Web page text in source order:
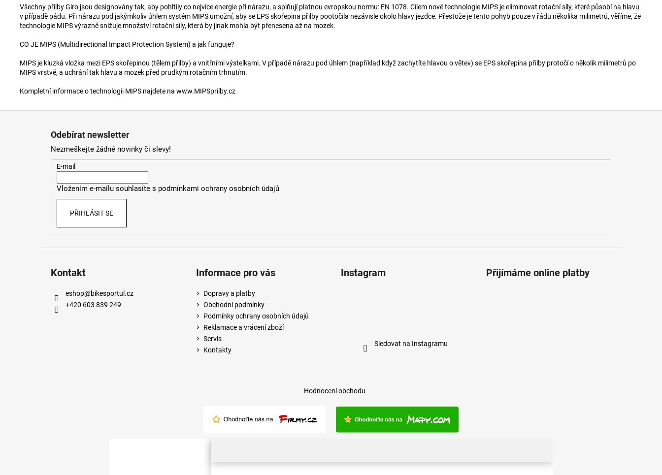
Všechny přilby Giro jsou designovány tak, aby pohltily co nejvíce energie při nárazu, a splňují platnou evropskou normu: EN 1078. Cílem nové technologie MIPS je eliminovat rotační síly, které působí na hlavu
v případě pádu. Při nárazu pod jakýmkoliv úhlem systém MIPS umožní, aby se EPS skořepina přilby pootočila nezávisle okolo hlavy jezdce. Přestože je tento pohyb pouze v řádu několika milimetrů, věříme, že
technologie MIPS výrazně snižuje množství rotační síly, která by jinak mohla být přenesena až na mozek.
CO JE MIPS (Multidirectional Impact Protection System) a jak funguje?
MIPS je kluzká vložka mezi EPS skořepinou (tělem přilby) a vnitřními výstelkami. V případě nárazu pod úhlem (například když zachytíte hlavou o větev) se EPS skořepina přilby protočí o několik milimetrů po
MIPS vrstvě, a uchrání tak hlavu a mozek před prudkým rotačním trhnutím.
Kompletní informace o technologii MIPS najdete na www.MIPSprilby.cz
Odebírat newsletter
Nezmeškejte žádné novinky či slevy!
E-mail
Vložením e-mailu souhlasíte s podmínkami ochrany osobních údajů
PŘIHLÁSIT SE
Kontakt
eshop@bikesportul.cz
+420 603 839 249
Informace pro vás
Dopravy a platby
Obchodní podmínky
Podmínky ochrany osobních údajů
Reklamace a vrácení zboží
Servis
Kontakty
Instagram
Sledovat na Instagramu
Přijímáme online platby
Hodnocení obchodu